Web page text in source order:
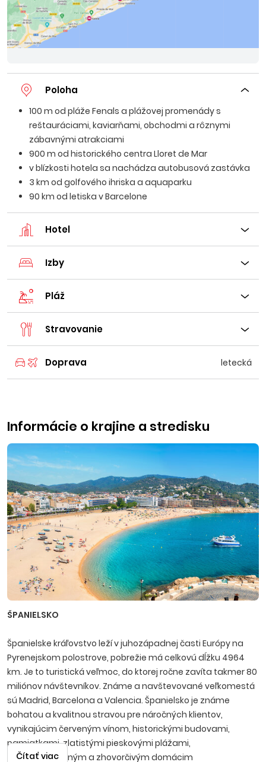
Poloha
100 m od pláže Fenals a plážovej promenády s
reštauráciami, kaviarňami, obchodmi a rôznymi
zábavnými atrakciami
900 m od historického centra Lloret de Mar
v blízkosti hotela sa nachádza autobusová zastávka
3 km od golfového ihriska a aquaparku
90 km od letiska v Barcelone
Hotel
Izby
Pláž
Stravovanie
Doprava letecká
Informácie o krajine a stredisku
ŠPANIELSKO
Španielske kráľovstvo leží v juhozápadnej časti Európy na
Pyrenejskom polostrove, pobrežie má celkovú dĺžku 4964
km. Je to turistická veľmoc, do ktorej ročne zavíta takmer 80
miliónov návštevníkov. Známe a navštevované veľkomestá
sú Madrid, Barcelona a Valencia. Španielsko je známe
bohatou a kvalitnou stravou pre náročných klientov,
vynikajúcim červeným vínom, historickými budovami,
pamiatkami, zlatistými pieskovými plážami,
temperamentným a zhovorčivým domácim
Čítať viac